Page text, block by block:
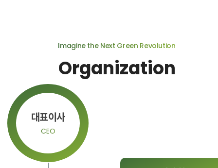
Imagine the Next Green Revolution
Organization
대표이사
CEO